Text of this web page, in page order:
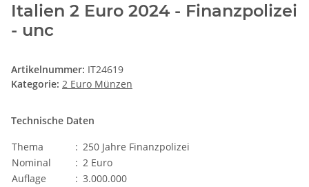
Italien 2 Euro 2024 - Finanzpolizei
- unc
Artikelnummer: IT24619
Kategorie: 2 Euro Münzen
Technische Daten
Thema
: 250 Jahre Finanzpolizei
Nominal
: 2 Euro
Auflage
: 3.000.000